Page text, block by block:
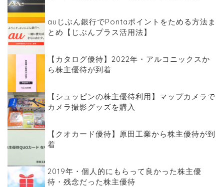
auじぶん銀行でPontaポイントをためる方法ま
とめ【じぶんプラス活用法】
【カタログ優待】2022年・アルコニックスか
ら株主優待が到着
【シュッピンの株主優待利用】マップカメラで
カメラ撮影グッズを購入
【クオカード優待】原田工業から株主優待が到
着
2019年・個人的にもらって良かった株主優
待・残念だった株主優待